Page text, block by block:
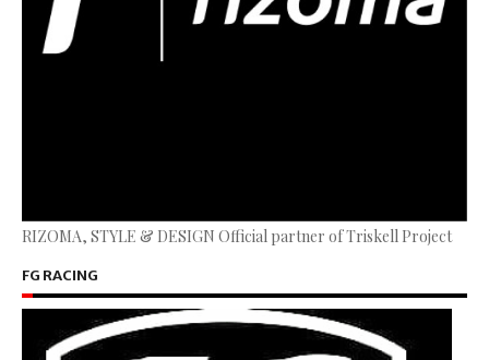
RIZOMA, STYLE & DESIGN Official partner of Triskell Project
FG RACING